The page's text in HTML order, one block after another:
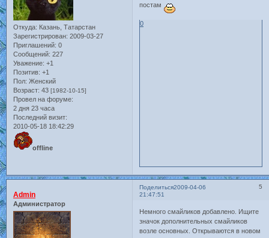
Откуда: Казань, Татарстан
Зарегистрирован: 2009-03-27
Приглашений: 0
Сообщений: 227
Уважение: +1
Позитив: +1
Пол: Женский
Возраст: 43 [1982-10-15]
Провел на форуме:
2 дня 23 часа
Последний визит:
2010-05-18 18:42:29
offline
постам
0
Поделиться 5
2009-04-06
21:47:51
Admin
Администратор
Немного смайликов добавлено. Ищите
значок дополнительных смайликов
возле основных. Открываются в новом